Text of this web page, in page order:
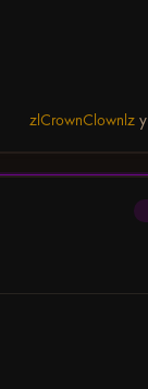
zlCrownClownlzy